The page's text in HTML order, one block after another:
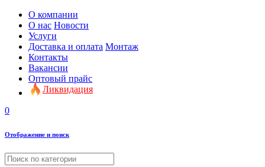
О компании
О нас Новости
Услуги
Доставка и оплата Монтаж
Контакты
Вакансии
Оптовый прайс
Ликвидация
0
Отображение и поиск